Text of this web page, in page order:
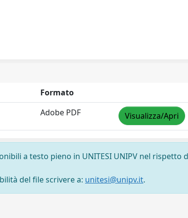
Formato
Adobe PDF Visualizza/Apri
a testo pieno in UNITESI UNIPV nel rispetto
del file scrivere a: unitesi@unipv.it.